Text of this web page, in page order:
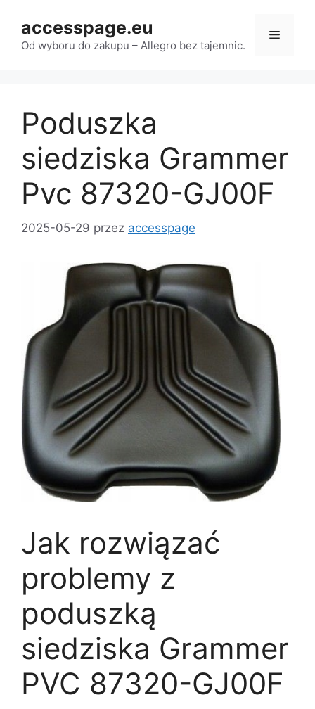
treści
accesspage.eu
Od wyboru do zakupu – Allegro bez tajemnic.
Menu
Poduszka
siedziska Grammer
Pvc 87320-GJ00F
2025-05-29 przez accesspage
Jak rozwiązać
problemy z
poduszką
siedziska Grammer
PVC 87320-GJ00F